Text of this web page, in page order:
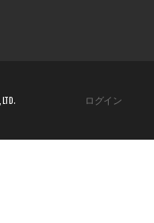
ログイン
LTD.